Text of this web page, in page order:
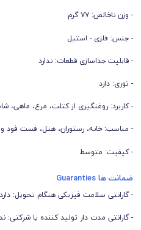
- وزن ناخالص: ۷۷ گرم
- جنس: فلزی - استیل
- قابلیت جداسازی قطعات: ندارد
- توری: دارد
- کاربرد: روغنگیری از کتلت، مرغ،
- مناسب: خانه، رستوران، هتل، فست فود
- کیفیت: متوسط
ضمانت ها Guaranties
- گارانتی سلامت فیزیکی هنگام تحویل: دارد
- گارانتی مدت دار تولید کننده یا شرکتی: